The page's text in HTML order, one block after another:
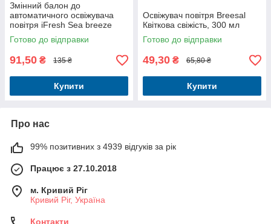
Змінний балон до
автоматичного освіжувача
повітря iFresh Sea breeze
250 мл
Готово до відправки
91,50 ₴ 135 ₴
Купити
Освіжувач повітря Breesal
Квіткова свіжість, 300 мл
Готово до відправки
49,30 ₴ 65,80 ₴
Купити
Про нас
99% позитивних з 4939 відгуків за рік
Працює з 27.10.2018
м. Кривий Ріг
Кривий Ріг, Україна
Контакти